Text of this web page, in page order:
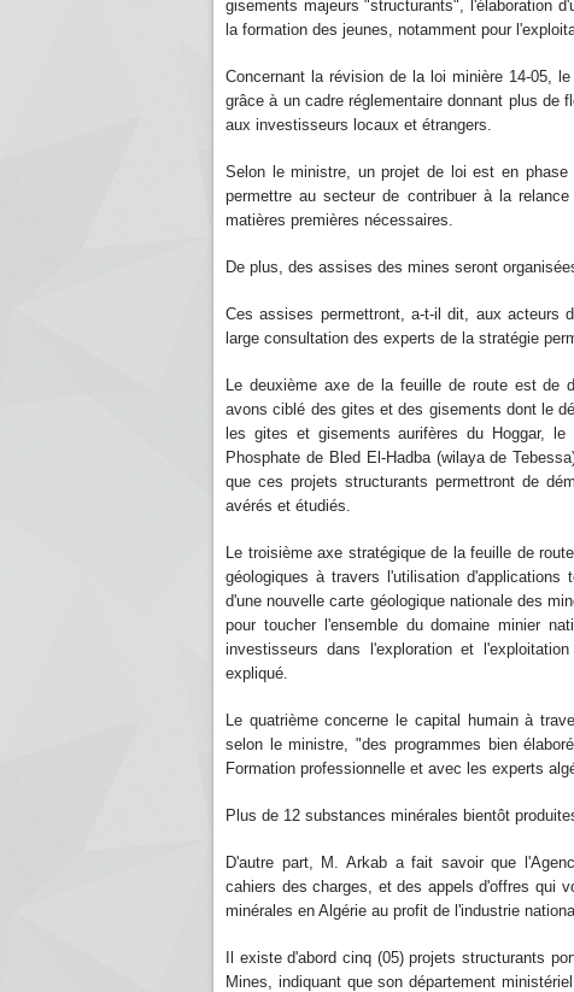
gisements majeurs "structurants", l'élaboration
la formation des jeunes, notamment pour
Concernant la révision de la loi minière 14-05,
grâce à un cadre réglementaire donnant plus de
aux investisseurs locaux et étrangers.
Selon le ministre, un projet de loi est en
permettre au secteur de contribuer à la
matières premières nécessaires.
De plus, des assises des mines seront
Ces assises permettront, a-t-il dit, aux acteurs
large consultation des experts de la stratégie
Le deuxième axe de la feuille de route est de
avons ciblé des gites et des gisements dont le
les gites et gisements aurifères du Hoggar,
Phosphate de Bled El-Hadba (wilaya de
que ces projets structurants permettront de
avérés et étudiés.
Le troisième axe stratégique de la feuille de
géologiques à travers l'utilisation d'applications
d'une nouvelle carte géologique nationale des
pour toucher l'ensemble du domaine minier
investisseurs dans l'exploration et
expliqué.
Le quatrième concerne le capital humain à
selon le ministre, "des programmes bien
Formation professionnelle et avec les experts
Plus de 12 substances minérales bientôt
D'autre part, M. Arkab a fait savoir que
cahiers des charges, et des appels d'offres qui
minérales en Algérie au profit de l'industrie
Il existe d'abord cinq (05) projets structurants
Mines, indiquant que son département